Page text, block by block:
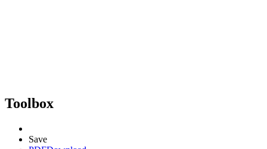
Toolbox
Save